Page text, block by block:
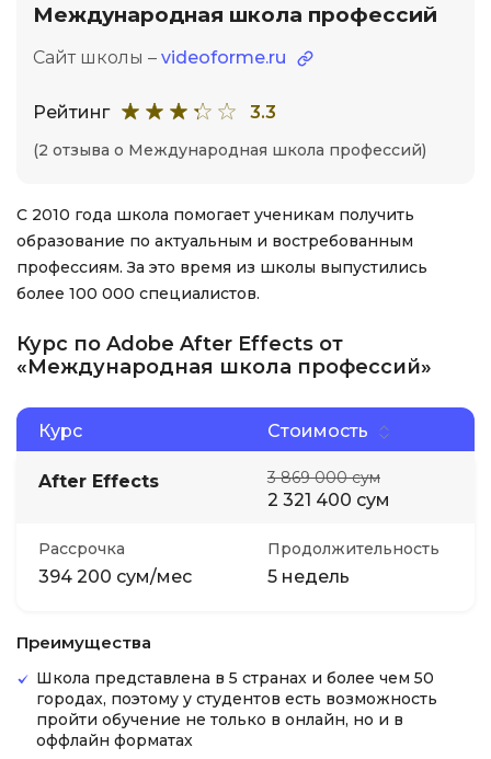
Международная школа профессий
Сайт школы – videoforme.ru
Рейтинг 3.3
(2 отзыва о Международная школа профессий)
С 2010 года школа помогает ученикам получить
образование по актуальным и востребованным
профессиям. За это время из школы выпустились
более 100 000 специалистов.
Курс по Adobe After Effects от
«Международная школа профессий»
Курс Стоимость
After Effects 3 869 000 сум
2 321 400 сум
Рассрочка
394 200 сум/мес
Продолжительность
5 недель
Преимущества
Школа представлена в 5 странах и более чем 50
городах, поэтому у студентов есть возможность
пройти обучение не только в онлайн, но и в
оффлайн форматах